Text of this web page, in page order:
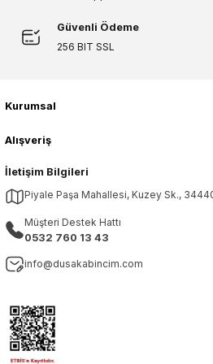
Güvenli Ödeme
256 BIT SSL
İletişim Bilgileri
Piyale Paşa Mahallesi, Kuzey Sk.,
Müşteri Destek Hattı
0532 760 13 43
info@dusakabincim.com
Kurumsal
Alışveriş